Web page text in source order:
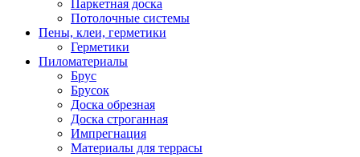
Паркетная доска
Потолочные системы
Пены, клеи, герметики
Герметики
Пиломатериалы
Брус
Брусок
Доска обрезная
Доска строганная
Импрегнация
Материалы для террасы